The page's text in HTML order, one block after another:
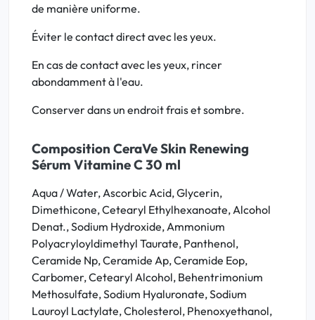
de manière uniforme.
Éviter le contact direct avec les yeux.
En cas de contact avec les yeux, rincer
abondamment à l'eau.
Conserver dans un endroit frais et sombre.
Composition CeraVe Skin Renewing
Sérum Vitamine C 30 ml
Aqua / Water, Ascorbic Acid, Glycerin,
Dimethicone, Cetearyl Ethylhexanoate, Alcohol
Denat., Sodium Hydroxide, Ammonium
Polyacryloyldimethyl Taurate, Panthenol,
Ceramide Np, Ceramide Ap, Ceramide Eop,
Carbomer, Cetearyl Alcohol, Behentrimonium
Methosulfate, Sodium Hyaluronate, Sodium
Lauroyl Lactylate, Cholesterol, Phenoxyethanol,